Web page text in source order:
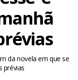
da novela em que se
prévias